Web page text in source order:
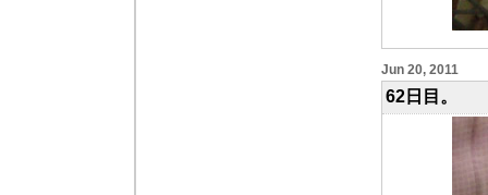
Jun 20, 2011
62日目。